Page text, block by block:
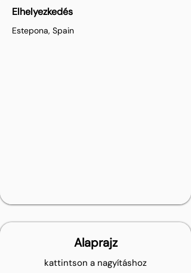
Elhelyezkedés
Estepona, Spain
Alaprajz
kattintson a nagyításhoz